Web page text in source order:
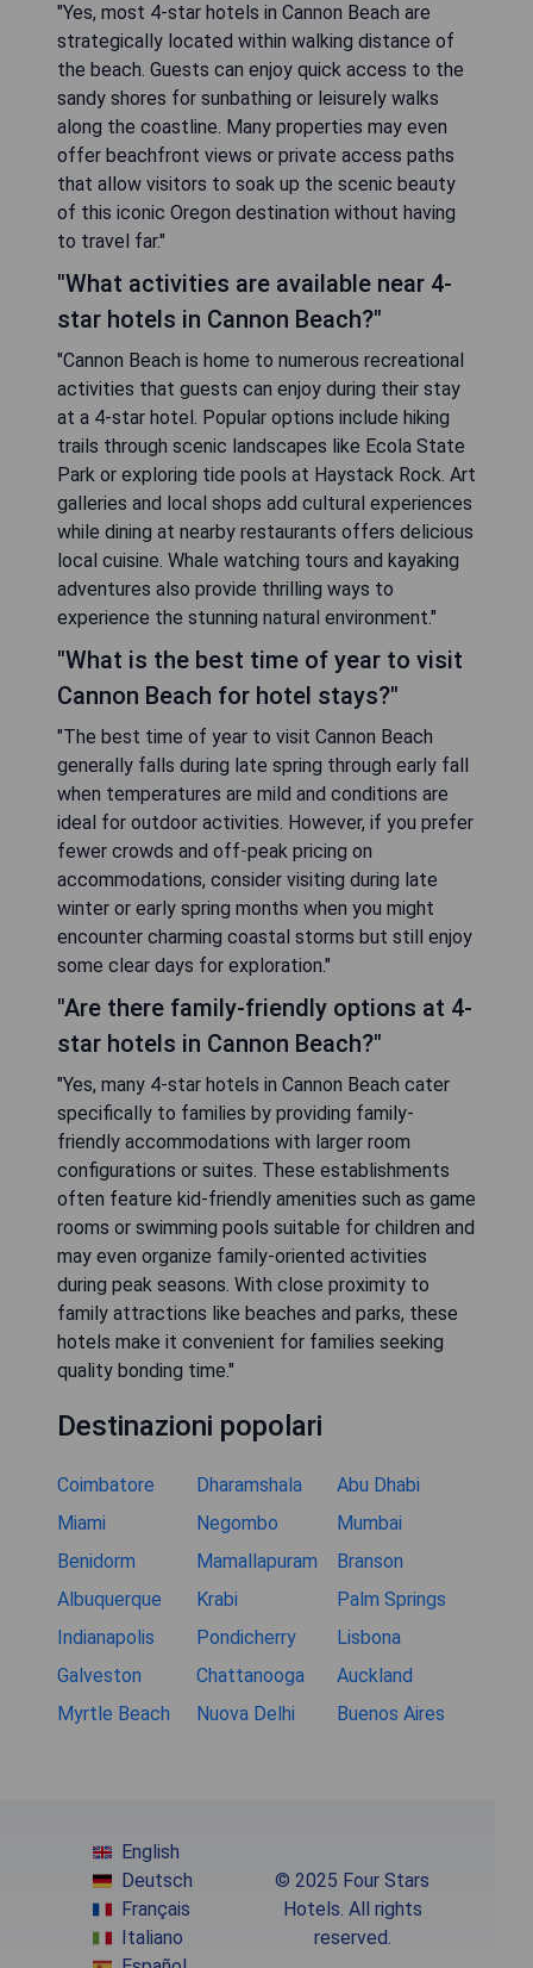
"Yes, most 4-star hotels in Cannon Beach are
strategically located within walking distance of
the beach. Guests can enjoy quick access to the
sandy shores for sunbathing or leisurely walks
along the coastline. Many properties may even
offer beachfront views or private access paths
that allow visitors to soak up the scenic beauty
of this iconic Oregon destination without having
to travel far."
"What activities are available near 4-
star hotels in Cannon Beach?"
"Cannon Beach is home to numerous recreational
activities that guests can enjoy during their stay
at a 4-star hotel. Popular options include hiking
trails through scenic landscapes like Ecola State
Park or exploring tide pools at Haystack Rock. Art
galleries and local shops add cultural experiences
while dining at nearby restaurants offers delicious
local cuisine. Whale watching tours and kayaking
adventures also provide thrilling ways to
experience the stunning natural environment."
"What is the best time of year to visit
Cannon Beach for hotel stays?"
"The best time of year to visit Cannon Beach
generally falls during late spring through early fall
when temperatures are mild and conditions are
ideal for outdoor activities. However, if you prefer
fewer crowds and off-peak pricing on
accommodations, consider visiting during late
winter or early spring months when you might
encounter charming coastal storms but still enjoy
some clear days for exploration."
"Are there family-friendly options at 4-
star hotels in Cannon Beach?"
"Yes, many 4-star hotels in Cannon Beach cater
specifically to families by providing family-
friendly accommodations with larger room
configurations or suites. These establishments
often feature kid-friendly amenities such as game
rooms or swimming pools suitable for children and
may even organize family-oriented activities
during peak seasons. With close proximity to
family attractions like beaches and parks, these
hotels make it convenient for families seeking
quality bonding time."
Destinazioni popolari
Coimbatore Dharamshala
Abu Dhabi
Miami
Negombo
Mumbai
Benidorm
Mamallapuram
Branson
Albuquerque
Krabi
Palm Springs
Indianapolis
Pondicherry
Lisbona
Galveston
Chattanooga
Auckland
Myrtle Beach
Nuova Delhi Buenos Aires
English
Deutsch
Français
Italiano
© 2025 Four Stars
Hotels. All rights
reserved.